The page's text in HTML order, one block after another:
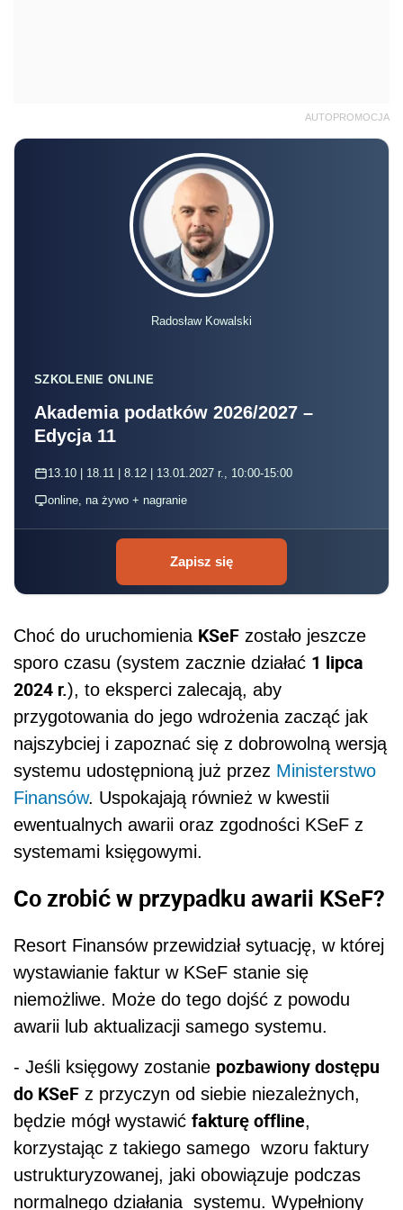
AUTOPROMOCJA
Radosław Kowalski
SZKOLENIE ONLINE
Akademia podatków 2026/2027 –
Edycja 11
13.10 | 18.11 | 8.12 | 13.01.2027 r., 10:00-15:00
online, na żywo + nagranie
Zapisz się
Choć do uruchomienia KSeF zostało jeszcze
sporo czasu (system zacznie działać 1 lipca
2024 r.), to eksperci zalecają, aby
przygotowania do jego wdrożenia zacząć jak
najszybciej i zapoznać się z dobrowolną wersją
systemu udostępnioną już przez Ministerstwo
Finansów. Uspokajają również w kwestii
ewentualnych awarii oraz zgodności KSeF z
systemami księgowymi.
Co zrobić w przypadku awarii KSeF?
Resort Finansów przewidział sytuację, w której
wystawianie faktur w KSeF stanie się
niemożliwe. Może do tego dojść z powodu
awarii lub aktualizacji samego systemu.
- Jeśli księgowy zostanie pozbawiony dostępu
do KSeF z przyczyn od siebie niezależnych,
będzie mógł wystawić fakturę offline,
korzystając z takiego samego wzoru faktury
ustrukturyzowanej, jaki obowiązuje podczas
normalnego działania systemu. Wypełniony